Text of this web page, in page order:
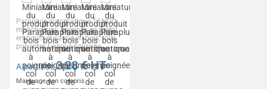
Parapluie automatique TANGO
manche bois, baleines en métal,
embouts et canne en bois, toile
polyester, Le sous colisage...
A partir de3,28€ HT
Marquage non compris